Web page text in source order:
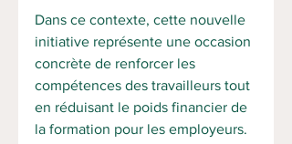
Dans ce contexte, cette nouvelle
initiative représente une occasion
concrète de renforcer les
compétences des travailleurs tout
en réduisant le poids financier de
la formation pour les employeurs.